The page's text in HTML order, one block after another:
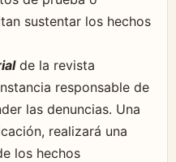
sustentar los hechos
de la revista
responsable de
las denuncias. Una
realizará una
los hechos